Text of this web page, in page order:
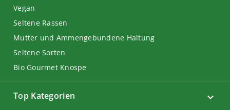
Top Kategorien
Vegan
Seltene Rassen
Mutter und Ammengebundene Haltung
Seltene Sorten
Bio Gourmet Knospe